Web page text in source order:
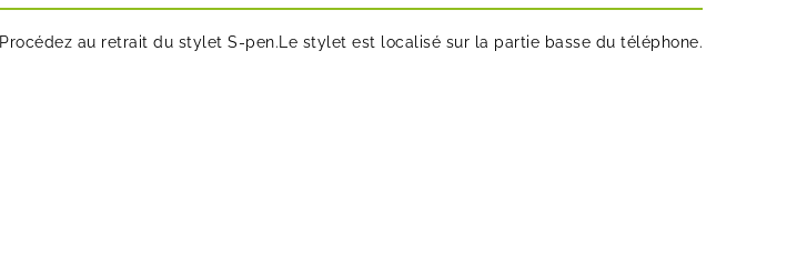
Procédez au retrait du stylet S-pen.Le stylet est localisé sur la partie basse du téléphone.